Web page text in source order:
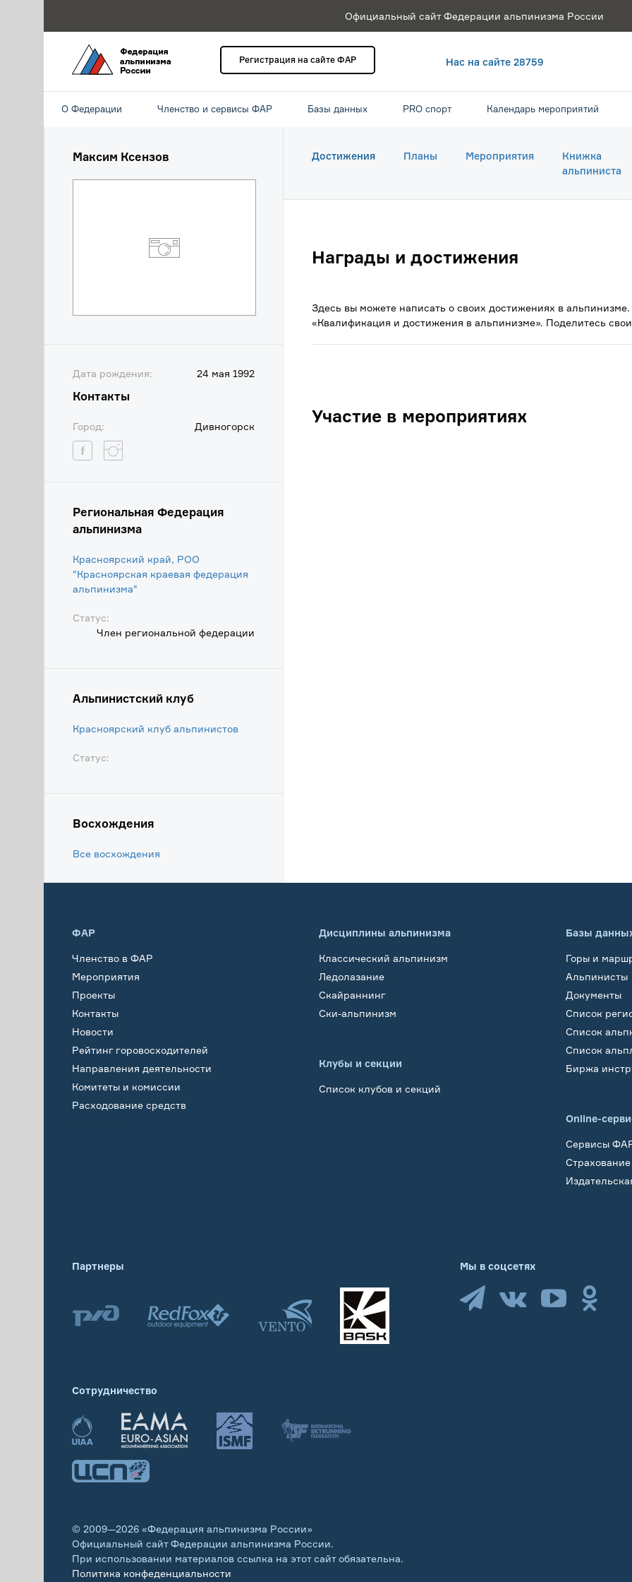
Официальный сайт Федерации альпинизма России
Регистрация на сайте ФАР Нас на сайте 28759
О Федерации Членство и сервисы ФАР Базы данных PRO спорт Календарь мероприятий
Максим Ксензов
Дата рождения: 24 мая 1992
Контакты
Город: Дивногорск
Региональная Федерация
альпинизма
Красноярский край, РОО
"Красноярская краевая федерация
альпинизма"
Статус:
Член региональной федерации
Альпинистский клуб
Красноярский клуб альпинистов
Статус:
Восхождения
Все восхождения
Достижения Планы Мероприятия
Книжка
альпиниста
Награды и достижения
Здесь вы можете написать о своих достижениях в
«Квалификация и достижения в альпинизме». Поделитесь
Участие в мероприятиях
ФАР
Членство в ФАР
Мероприятия
Проекты
Контакты
Новости
Рейтинг горовосходителей
Направления деятельности
Комитеты и комиссии
Расходование средств
Дисциплины альпинизма
Классический альпинизм
Ледолазание
Скайраннинг
Ски-альпинизм
Клубы и секции
Список клубов и секций
Базы
Горы и
Альпинисты
Документы
Список
Список
Список
Биржа
Online-
Сервисы
Страхование
Партнеры
Сотрудничество
© 2009—2026 «Федерация альпинизма России»
Официальный сайт Федерации альпинизма России.
При использовании материалов ссылка на этот сайт обязательна.
Политика конфеденциальности
Мы в соцсетях